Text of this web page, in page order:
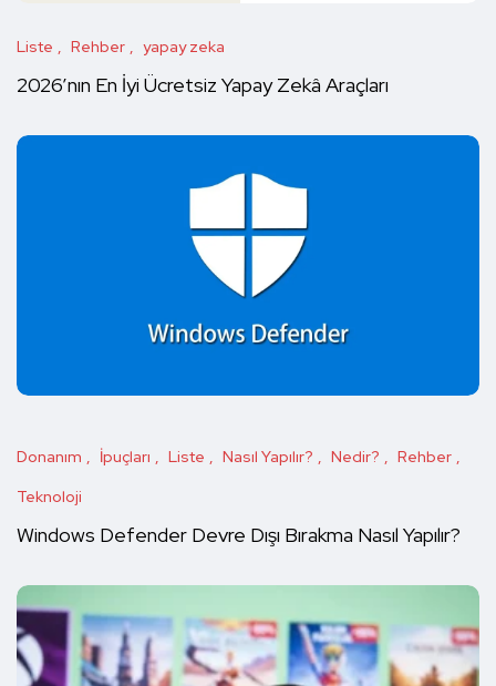
Liste Rehber yapay zeka
2026’nın En İyi Ücretsiz Yapay Zekâ Araçları
Donanım İpuçları Liste Nasıl Yapılır? Nedir?
Rehber
Teknoloji
Windows Defender Devre Dışı Bırakma Nasıl Yapılır?